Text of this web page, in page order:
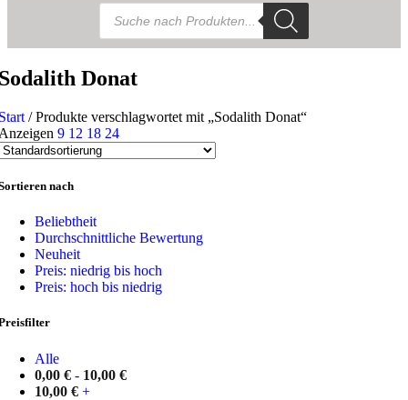
Products
search
Donat
/ Produkte verschlagwortet mit „Sodalith Donat“
9 12 18 24
nach
Beliebtheit
Durchschnittliche Bewertung
Neuheit
Preis: niedrig bis hoch
Preis: hoch bis niedrig
Alle
0,00 € - 10,00 €
10,00 € +